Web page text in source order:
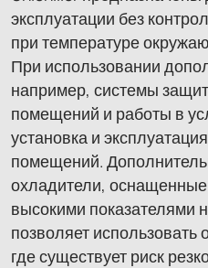
эксплуатации без
при температуре
При использовании
например, системы
помещений и работы в
установка и
помещений.
охладители,
высокими показателями
позволяет использовать
где существует риск